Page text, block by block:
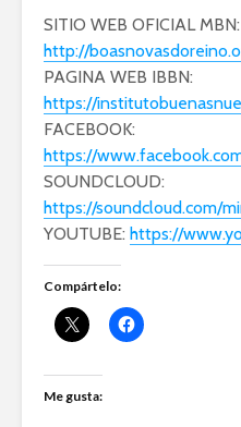
SITIO WEB OFICIAL MBN:
http://
PAGINA WEB IBBN:
https://
FACEBOOK:
https://
SOUNDCLOUD:
https://soundcloud.com/
YOUTUBE: https://
Compártelo:
Me gusta: